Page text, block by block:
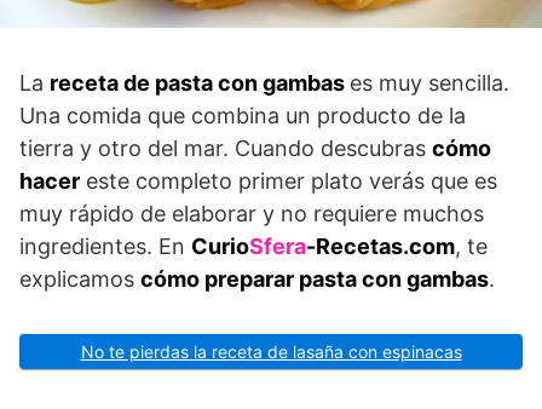
La receta de pasta con gambas es muy sencilla.
Una comida que combina un producto de la
tierra y otro del mar. Cuando descubras cómo
hacer este completo primer plato verás que es
muy rápido de elaborar y no requiere muchos
ingredientes. En CurioSfera-Recetas.com, te
explicamos cómo preparar pasta con gambas.
No te pierdas la receta de lasaña con espinacas